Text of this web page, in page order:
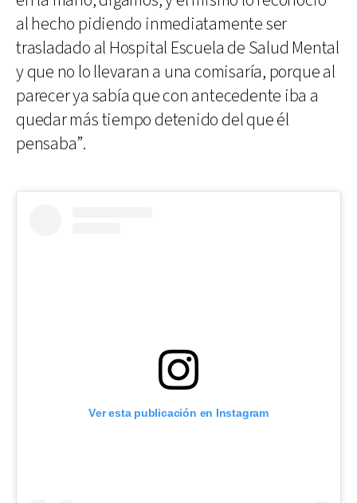
al hecho pidiendo inmediatamente ser
trasladado al Hospital Escuela de Salud Mental
y que no lo llevaran a una comisaría, porque al
parecer ya sabía que con antecedente iba a
quedar más tiempo detenido del que él
pensaba”.
Ver esta publicación en Instagram